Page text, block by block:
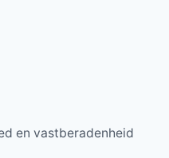
en vastberadenheid